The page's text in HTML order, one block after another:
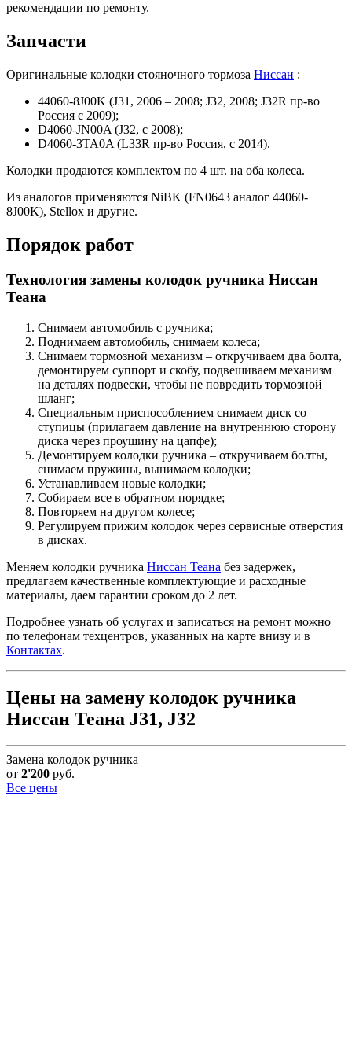
рекомендации по ремонту.
Запчасти
Оригинальные колодки стояночного тормоза Ниссан :
44060-8J00K (J31, 2006 – 2008; J32, 2008; J32R пр-во
Россия с 2009);
D4060-JN00A (J32, с 2008);
D4060-3TA0A (L33R пр-во Россия, с 2014).
Колодки продаются комплектом по 4 шт. на оба колеса.
Из аналогов применяются NiBK (FN0643 аналог 44060-
8J00K), Stellox и другие.
Порядок работ
Технология замены колодок ручника Ниссан
Теана
Снимаем автомобиль с ручника;
Поднимаем автомобиль, снимаем колеса;
Снимаем тормозной механизм – откручиваем два болта,
демонтируем суппорт и скобу, подвешиваем механизм
на деталях подвески, чтобы не повредить тормозной
шланг;
Специальным приспособлением снимаем диск со
ступицы (прилагаем давление на внутреннюю сторону
диска через проушину на цапфе);
Демонтируем колодки ручника – откручиваем болты,
снимаем пружины, вынимаем колодки;
Устанавливаем новые колодки;
Собираем все в обратном порядке;
Повторяем на другом колесе;
Регулируем прижим колодок через сервисные отверстия
в дисках.
Меняем колодки ручника Ниссан Теана без задержек,
предлагаем качественные комплектующие и расходные
материалы, даем гарантии сроком до 2 лет.
Подробнее узнать об услугах и записаться на ремонт можно
по телефонам техцентров, указанных на карте внизу и в
Контактах.
Цены на замену колодок ручника
Ниссан Теана J31, J32
Замена колодок ручника
от 2'200 руб.
Все цены